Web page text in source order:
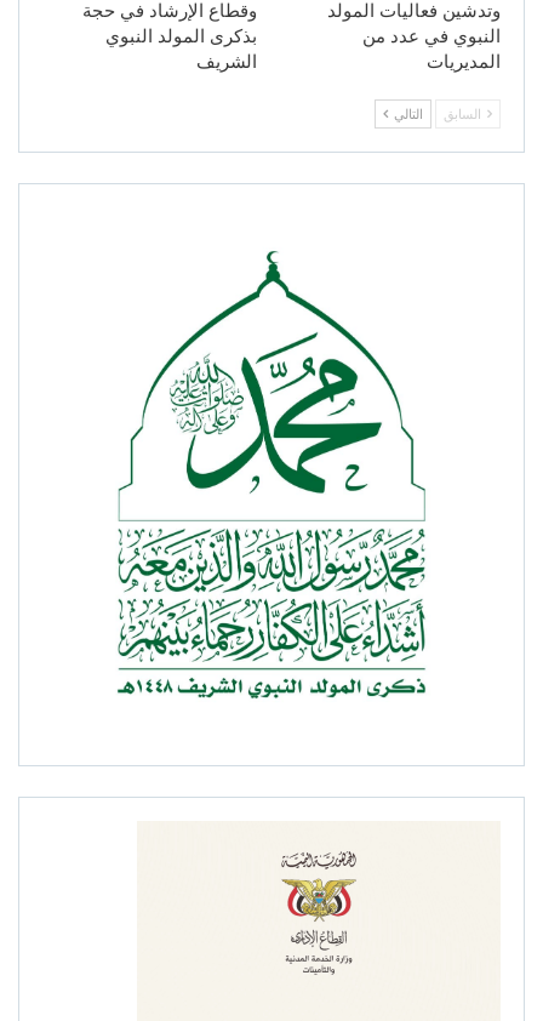
وتدشين فعاليات المولد
النبوي في عدد من
المديريات
وقطاع الإرشاد في حجة
بذكرى المولد النبوي
الشريف
السابق التالي